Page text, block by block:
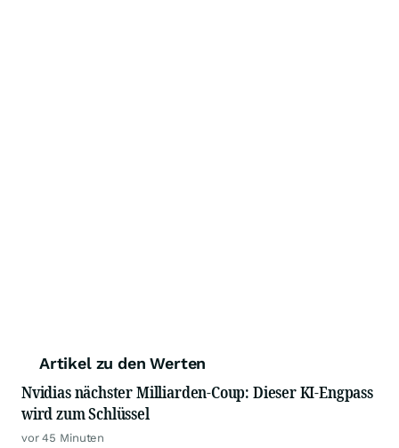
Artikel zu den Werten
Nvidias nächster Milliarden-Coup: Dieser KI-Engpass
wird zum Schlüssel
vor 45 Minuten